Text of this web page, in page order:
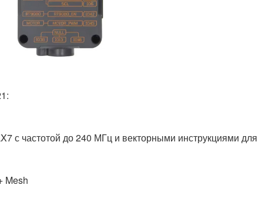
с частотой до 240 МГц и векторными инструкциями для
Mesh